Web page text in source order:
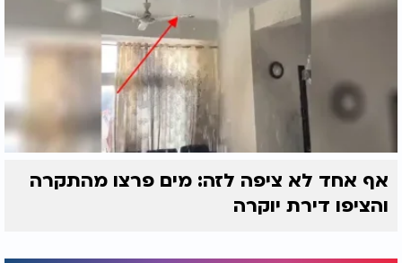
אף אחד לא ציפה לזה: מים פרצו מהתקרה
והציפו דירת יוקרה